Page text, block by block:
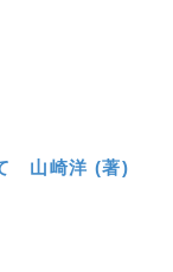
山崎洋 (著)